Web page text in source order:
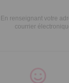
En renseignant votre
courrier